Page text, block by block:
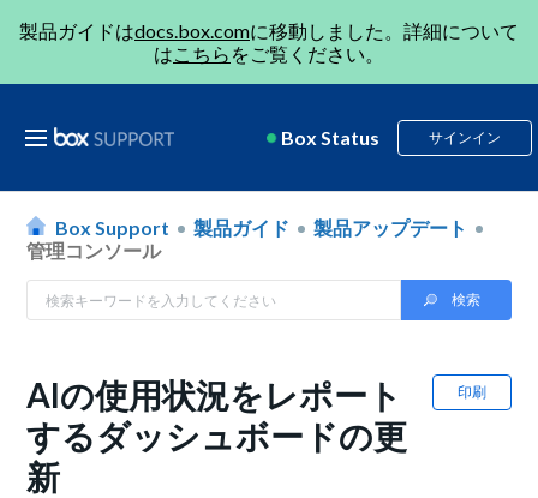
製品ガイドはdocs.box.comに移動しました。詳細について
はこちら をご覧ください。
Box Status サインイン
Box Support 製品ガイド
製品アップデート
管理コンソール
印刷
AIの使用状況をレポート
するダッシュボードの更
新